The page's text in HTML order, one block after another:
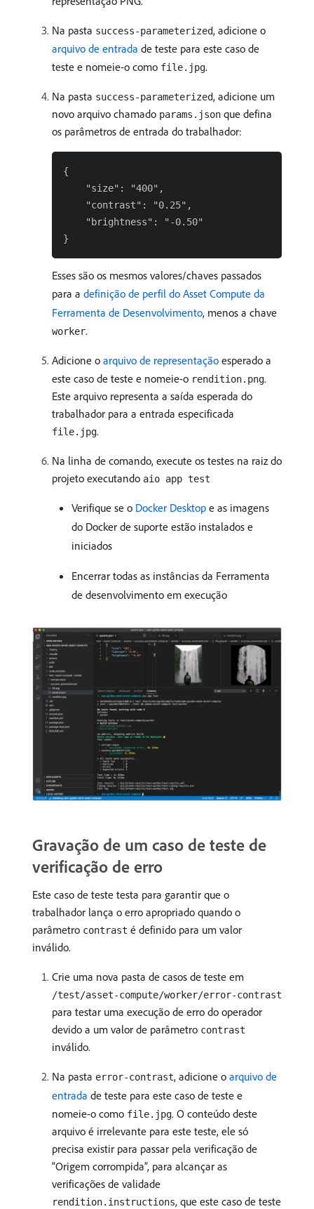
Na pasta success-parameterized, adicione o
arquivo de entrada de teste para este caso de
teste e nomeie-o como file.jpg.
Na pasta success-parameterized, adicione um
novo arquivo chamado params.json que defina
os parâmetros de entrada do trabalhador:
{
    "size": "400",
    "contrast": "0.25",
    "brightness": "-0.50"
Esses são os mesmos valores/chaves passados
para a definição de perfil do Asset Compute da
Ferramenta de Desenvolvimento, menos a chave
worker.
Adicione o arquivo de representação esperado a
este caso de teste e nomeie-o rendition.png.
Este arquivo representa a saída esperada do
trabalhador para a entrada especificada
file.jpg.
Na linha de comando, execute os testes na raiz do
projeto executando aio app test
Verifique se o Docker Desktop e as imagens
do Docker de suporte estão instalados e
iniciados
Encerrar todas as instâncias da Ferramenta
de desenvolvimento em execução
Gravação de um caso de teste de
verificação de erro
Este caso de teste testa para garantir que o
trabalhador lança o erro apropriado quando o
parâmetro contrast é definido para um valor
inválido.
Crie uma nova pasta de casos de teste em
/test/asset-compute/worker/error-contrast
para testar uma execução de erro do operador
devido a um valor de parâmetro contrast
inválido.
Na pasta error-contrast, adicione o arquivo de
entrada de teste para este caso de teste e
nomeie-o como file.jpg. O conteúdo deste
arquivo é irrelevante para este teste, ele só
precisa existir para passar pela verificação de
“Origem corrompida”, para alcançar as
verificações de validade
rendition.instructions, que este caso de teste